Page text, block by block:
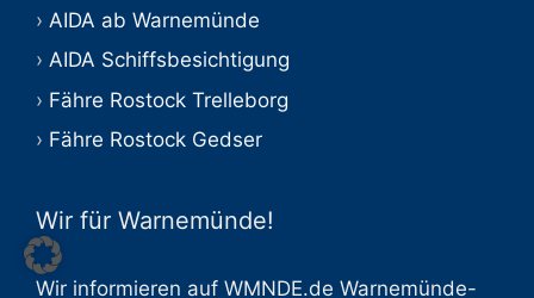
AIDA ab Warnemünde
AIDA Schiffsbesichtigung
Fähre Rostock Trelleborg
Fähre Rostock Gedser
Wir für Warnemünde!
Wir informieren auf WMNDE.de Warnemünde-